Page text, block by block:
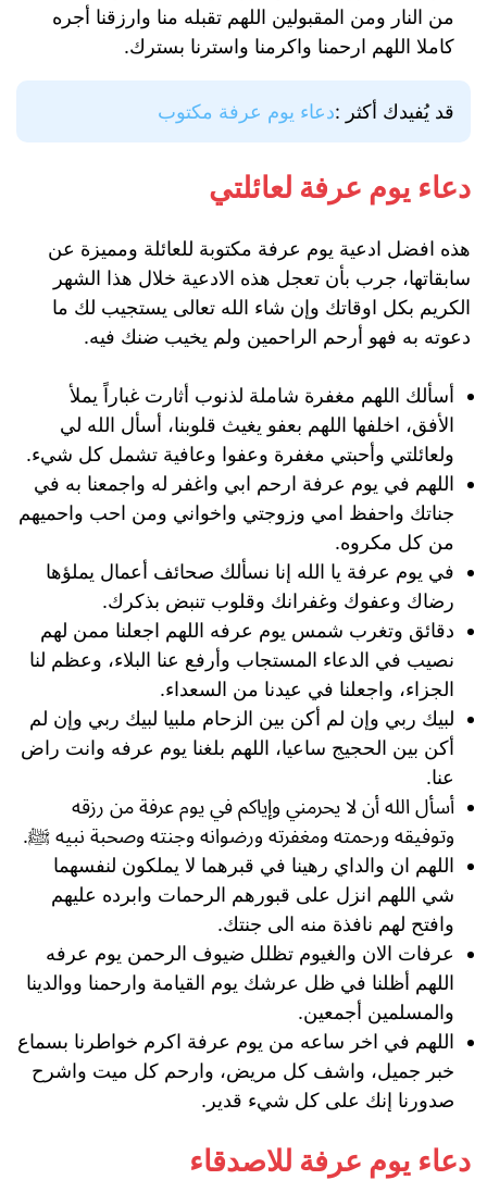
من النار ومن المقبولين اللهم تقبله منا وارزقنا أجره
كاملا اللهم ارحمنا واكرمنا واسترنا بسترك.
قد يُفيدك أكثر :دعاء يوم عرفة مكتوب
دعاء يوم عرفة لعائلتي
هذه افضل ادعية يوم عرفة مكتوبة للعائلة ومميزة عن
سابقاتها، جرب بأن تعجل هذه الادعية خلال هذا الشهر
الكريم بكل اوقاتك وإن شاء الله تعالى يستجيب لك ما
دعوته به فهو أرحم الراحمين ولم يخيب ضنك فيه.
أسألك اللهم مغفرة شاملة لذنوب أثارت غباراً يملأ
الأفق، اخلفها اللهم بعفو يغيث قلوبنا، أسأل الله لي
ولعائلتي وأحبتي مغفرة وعفوا وعافية تشمل كل شيء.
اللهم في يوم عرفة ارحم ابي واغفر له واجمعنا به في
جناتك واحفظ امي وزوجتي واخواني ومن احب واحميهم
من كل مكروه.
في يوم عرفة يا الله إنا نسألك صحائف أعمال يملؤها
رضاك وعفوك وغفرانك وقلوب تنبض بذكرك.
دقائق وتغرب شمس يوم عرفه اللهم اجعلنا ممن لهم
نصيب في الدعاء المستجاب وأرفع عنا البلاء، وعظم لنا
الجزاء، واجعلنا في عيدنا من السعداء.
لبيك ربي وإن لم أكن بين الزحام ملبيا لبيك ربي وإن لم
أكن بين الحجيج ساعيا، اللهم بلغنا يوم عرفه وانت راض
عنا.
أسأل الله أن لا يحرمني وإياكم في يوم عرفة من رزقه
وتوفيقه ورحمته ومغفرته ورضوانه وجنته وصحبة نبيه ﷺ.
اللهم ان والداي رهينا في قبرهما لا يملكون لنفسهما
شي اللهم انزل على قبورهم الرحمات وابرده عليهم
وافتح لهم نافذة منه الى جنتك.
عرفات الان والغيوم تظلل ضيوف الرحمن يوم عرفه
اللهم أظلنا في ظل عرشك يوم القيامة وارحمنا ووالدينا
والمسلمين أجمعين.
اللهم في اخر ساعه من يوم عرفة اكرم خواطرنا بسماع
خبر جميل، واشف كل مريض، وارحم كل ميت واشرح
صدورنا إنك على كل شيء قدير.
دعاء يوم عرفة للاصدقاء